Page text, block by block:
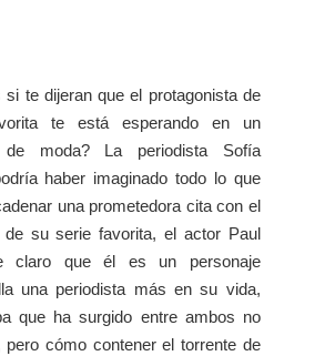
si te dijeran que el protagonista de
te está esperando en un
de moda? La periodista Sofía
haber imaginado todo lo que
una prometedora cita con el
de su serie favorita, el actor Paul
claro que él es un personaje
una periodista más en su vida,
que ha surgido entre ambos no
pero cómo contener el torrente de